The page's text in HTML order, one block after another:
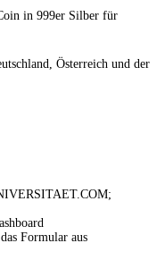
in 999er Silber für
Österreich und der
Formular aus